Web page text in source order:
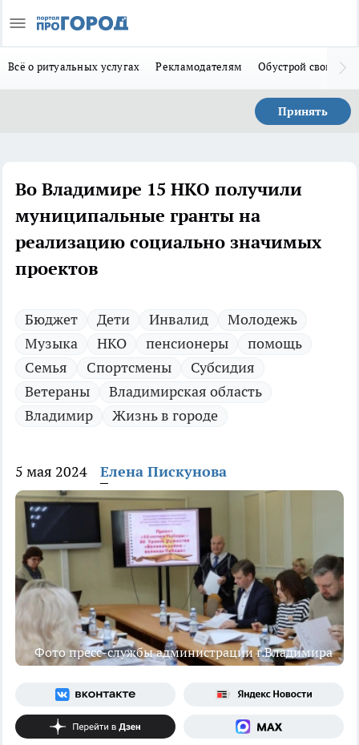
Всё о ритуальных услугах Рекламодателям Обустрой свой дом
Принять
Во Владимире 15 НКО получили
муниципальные гранты на
реализацию социально значимых
проектов
Бюджет Дети Инвалид
Молодежь
Музыка
НКО пенсионеры
помощь
Семья
Спортсмены
Субсидия
Ветераны
Владимирская область
Владимир
Жизнь в городе
5 мая 2024 Елена Пискунова
Фото пресс-службы администрации г.Владимира